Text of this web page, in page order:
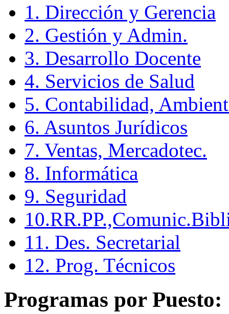
1. Dirección y Gerencia
2. Gestión y Admin.
3. Desarrollo Docente
4. Servicios de Salud
5. Contabilidad,
6. Asuntos Jurídicos
7. Ventas, Mercadotec.
8. Informática
9. Seguridad
11. Des. Secretarial
12. Prog. Técnicos
Programas por Puesto: